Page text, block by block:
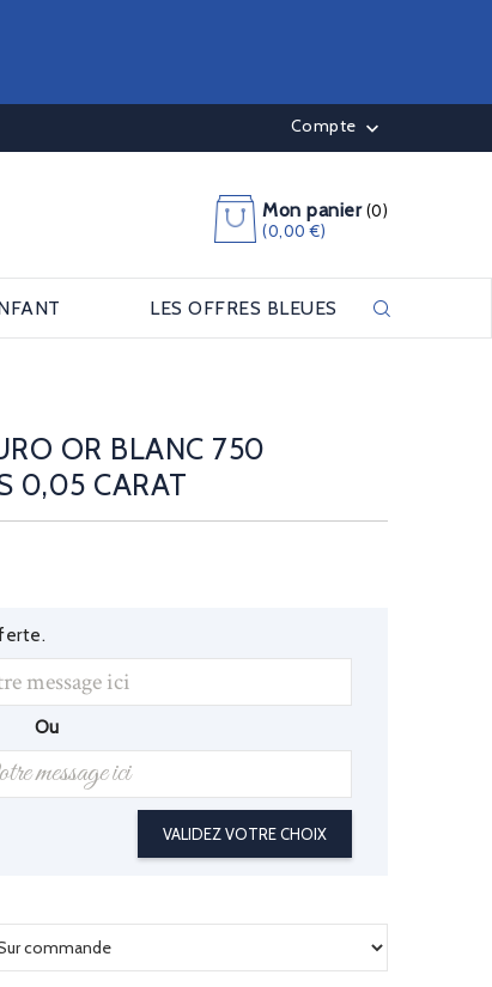
Compte 
Mon panier (0)
(0,00 €)
LES OFFRES BLEUES
OR BLANC 750
0,05 CARAT
Ou
VALIDEZ VOTRE CHOIX